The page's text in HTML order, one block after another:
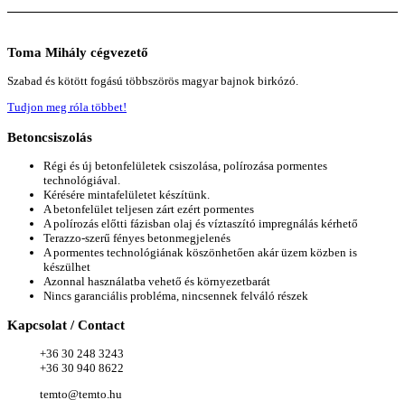
Toma Mihály cégvezető
Szabad és kötött fogású többszörös magyar bajnok birkózó.
Tudjon meg róla többet!
Betoncsiszolás
Régi és új betonfelületek csiszolása, polírozása pormentes
technológiával.
Kérésére mintafelületet készítünk.
A betonfelület teljesen zárt ezért pormentes
A polírozás előtti fázisban olaj és víztaszító impregnálás kérhető
Terazzo-szerű fényes betonmegjelenés
A pormentes technológiának köszönhetően akár üzem közben is
készülhet
Azonnal használatba vehető és környezetbarát
Nincs garanciális probléma, nincsennek felváló részek
Kapcsolat / Contact
+36 30 248 3243
+36 30 940 8622
temto@temto.hu